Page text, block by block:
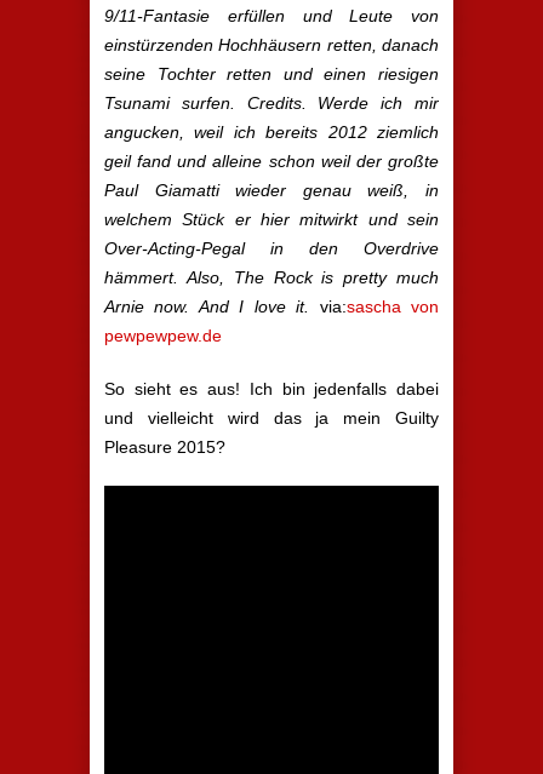
9/11-Fantasie erfüllen und Leute von
einstürzenden Hochhäusern retten, danach
seine Tochter retten und einen riesigen
Tsunami surfen. Credits. Werde ich mir
angucken, weil ich bereits 2012 ziemlich
geil fand und alleine schon weil der großte
Paul Giamatti wieder genau weiß, in
welchem Stück er hier mitwirkt und sein
Over-Acting-Pegal in den Overdrive
hämmert. Also, The Rock is pretty much
Arnie now. And I love it. via:sascha von
pewpewpew.de
So sieht es aus! Ich bin jedenfalls dabei
und vielleicht wird das ja mein Guilty
Pleasure 2015?